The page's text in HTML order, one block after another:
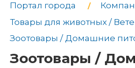
Портал города
Товары для животных /
Зоотовары / Домашние
Зоотовары /